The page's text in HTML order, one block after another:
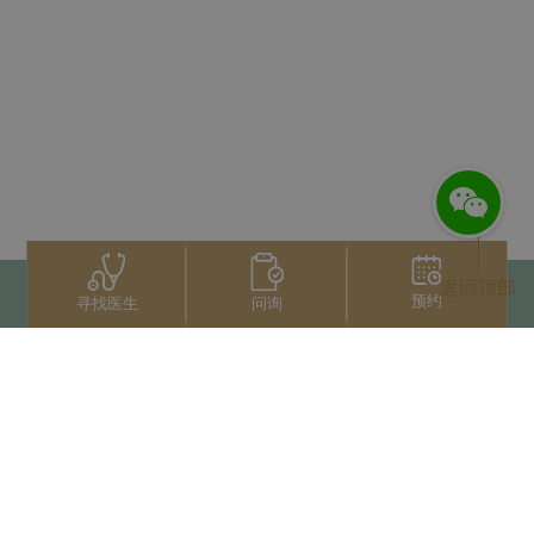
寻找医生 问询 预约
返回顶部